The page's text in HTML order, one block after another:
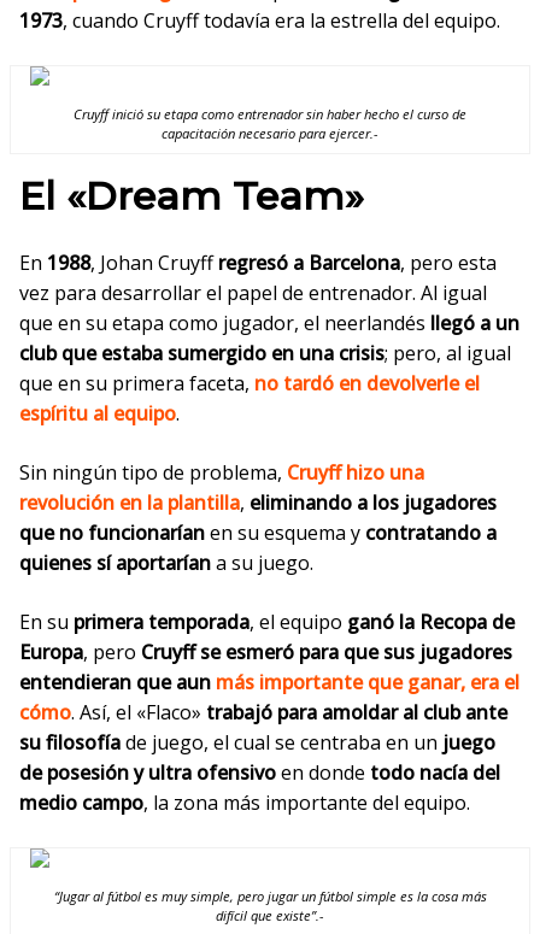
1973, cuando Cruyff todavía era la estrella del equipo.
Cruyff inició su etapa como entrenador sin haber hecho el curso de
capacitación necesario para ejercer.-
El «Dream Team»
En 1988, Johan Cruyffregresó a Barcelona, pero esta
vez para desarrollar el papel de entrenador. Al igual
que en su etapa como jugador, el neerlandés llegó a un
club que estaba sumergido en una crisis; pero, al igual
que en su primera faceta, no tardó en devolverle el
espíritu al equipo.
Sin ningún tipo de problema, Cruyff hizo una
revolución en la plantilla, eliminando a los jugadores
que no funcionaríanen su esquema y contratando a
quienes sí aportaríana su juego.
En su primera temporada, el equipo ganó la Recopa de
Europa, pero Cruyff se esmeró para que sus jugadores
entendieran que aun más importante que ganar, era el
cómo. Así, el «Flaco» trabajó para amoldar al club ante
su filosofíade juego, el cual se centraba en un juego
de posesióny ultra ofensivoen donde todo nacía del
medio campo, la zona más importante del equipo.
“Jugar al fútbol es muy simple, pero jugar un fútbol simple es la cosa más
difícil que existe”.-